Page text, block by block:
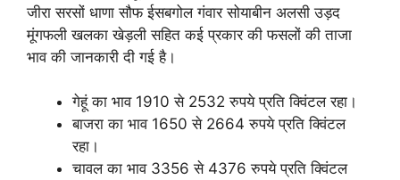
जीरा सरसों धाणा सौफ ईसबगोल गंवार सोयाबीन अलसी उड़द
मूंगफली खलका खेड़ली सहित कई प्रकार की फसलों की ताजा
भाव की जानकारी दी गई है।
गेहूं का भाव 1910 से 2532 रुपये प्रति क्विंटल रहा।
बाजरा का भाव 1650 से 2664 रुपये प्रति क्विंटल
रहा।
चावल का भाव 3356 से 4376 रुपये प्रति क्विंटल